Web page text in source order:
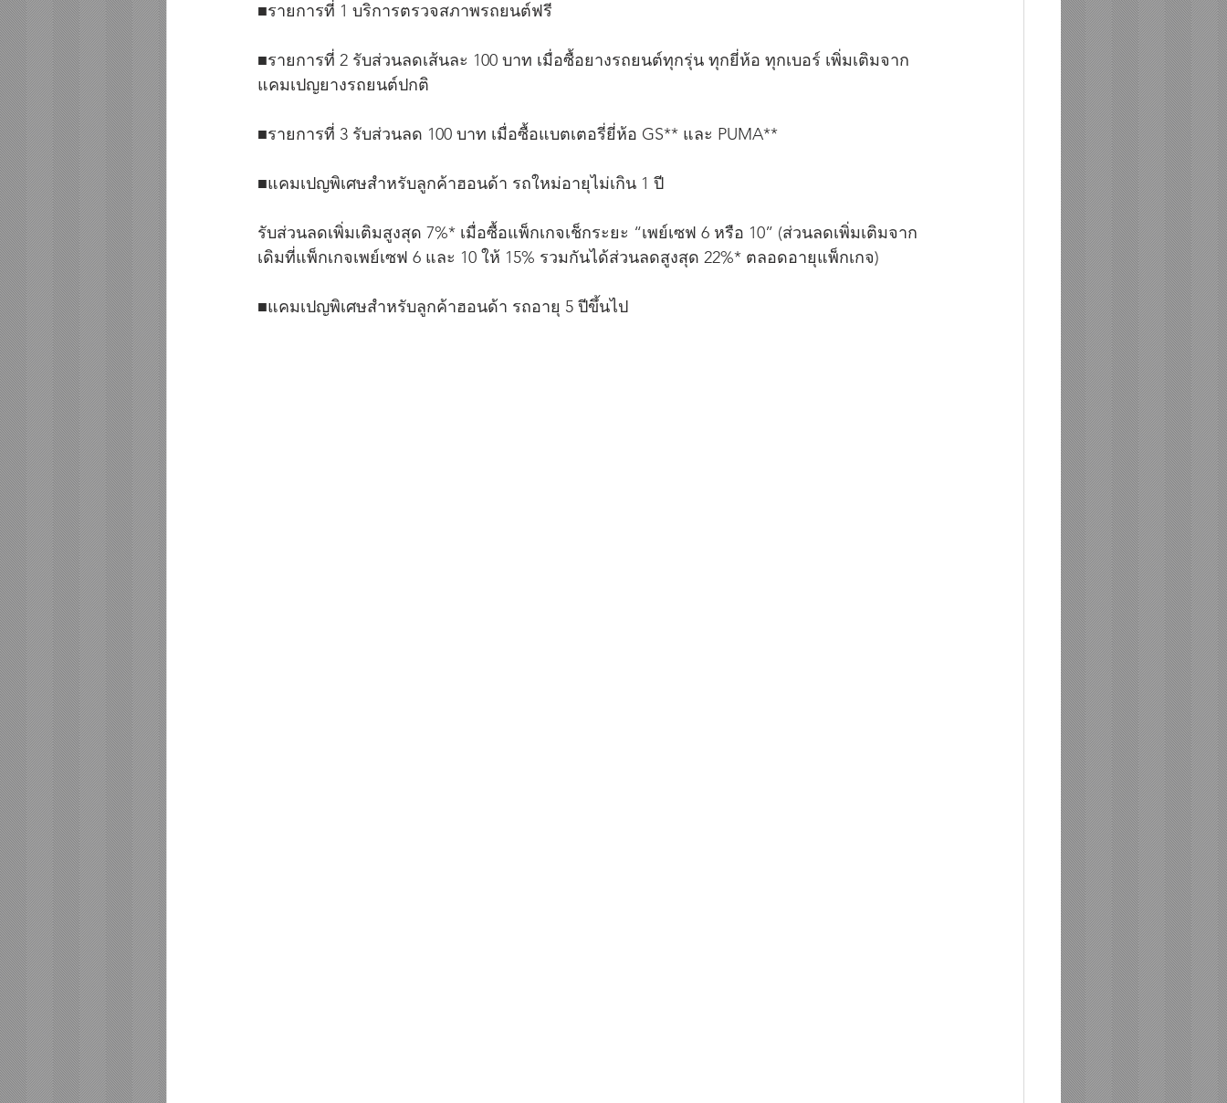
■รายการที่ 1 บริการตรวจสภาพรถยนต์ฟรี
■รายการที่ 2 รับส่วนลดเส้นละ 100 บาท เมื่อซื้อยางรถยนต์ทุกรุ่น ทุกยี่ห้อ ทุกเบอร์ เพิ่มเติมจาก
แคมเปญยางรถยนต์ปกติ
■รายการที่ 3 รับส่วนลด 100 บาท เมื่อซื้อแบตเตอรี่ยี่ห้อ GS** และ PUMA**
■แคมเปญพิเศษสำหรับลูกค้าฮอนด้า รถใหม่อายุไม่เกิน 1 ปี
รับส่วนลดเพิ่มเติมสูงสุด 7%* เมื่อซื้อแพ็กเกจเช็กระยะ “เพย์เซฟ 6 หรือ 10” (ส่วนลดเพิ่มเติมจาก
เดิมที่แพ็กเกจเพย์เซฟ 6 และ 10 ให้ 15% รวมกันได้ส่วนลดสูงสุด 22%* ตลอดอายุแพ็กเกจ)
■แคมเปญพิเศษสำหรับลูกค้าฮอนด้า รถอายุ 5 ปีขึ้นไป